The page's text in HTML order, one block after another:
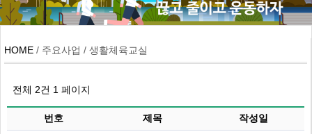
HOME / 주요사업 / 생활체육교실
전체 2건 1 페이지
번호 제목 작성일